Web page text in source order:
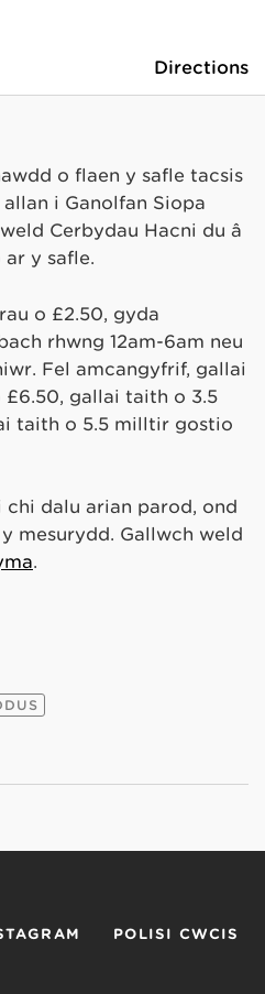
Directions
o flaen y safle tacsis
i Ganolfan Siopa
Cerbydau Hacni du â
y safle.
o £2.50, gyda
rhwng 12am-6am neu
Fel amcangyfrif, gallai
gallai taith o 3.5
taith o 5.5 milltir gostio
dalu arian parod, ond
mesurydd. Gallwch weld
.
POLISI CWCIS